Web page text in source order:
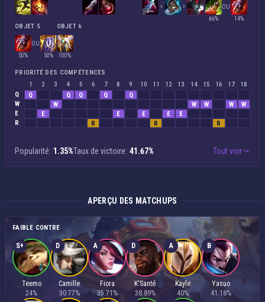
86%
OU
14%
OBJET 5
50%
OU
50%
OBJET 6
100%
PRIORITÉ DES COMPÉTENCES
1
2 3 4 5 6 7 8 9 10 11 12 13 14 15 16 17
18
Q
Q Q Q Q
Q
W
W W W W
W
E
E E E E
E
R
R R R
Popularité: 1.35%Taux de victoire: 41.67% Tout voir
APERÇU DES MATCHUPS
FAIBLE CONTRE
S+
Teemo
24%
D
Camille
30.77%
A
Fiora
35.71%
D
K'Santé
38.89%
A
Kayle
40%
B
Yasuo
41.18%